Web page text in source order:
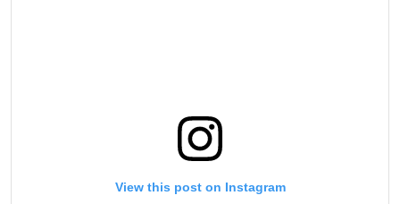
View this post on Instagram